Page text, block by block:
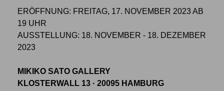
ERÖFFNUNG: FREITAG, 17. NOVEMBER 2023 AB
19 UHR
AUSSTELLUNG: 18. NOVEMBER - 18. DEZEMBER
2023
MIKIKO SATO GALLERY
KLOSTERWALL 13 · 20095 HAMBURG